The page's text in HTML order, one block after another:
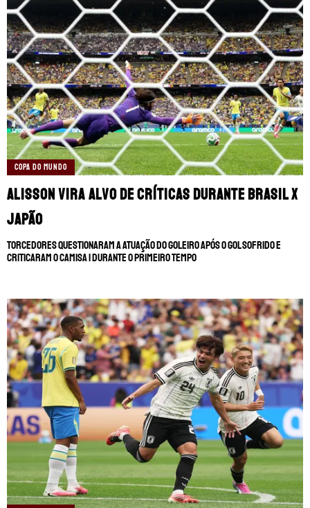
COPA DO MUNDO
Alisson vira alvo de críticas durante Brasil x
Japão
Torcedores questionaram a atuação do goleiro após o gol sofrido e
criticaram o camisa 1 durante o primeiro tempo